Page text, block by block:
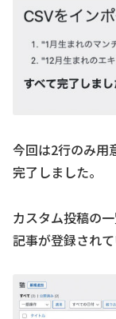
今回は2行のみ用
完了しました。
カスタム投稿の
記事が登録されて